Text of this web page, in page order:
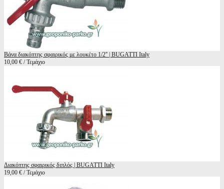
Βάνα διακόπτης σφαιρικός με λουκέτο 1/2'' | BUGATTI Italy
10,00 € / Τεμάχιο
Διακόπτης σφαιρικός διπλός | BUGATTI Italy
19,00 € / Τεμάχιο